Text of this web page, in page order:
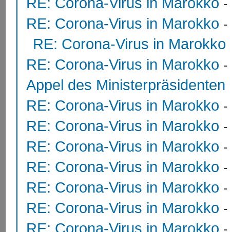
RE: Corona-Virus in Marokko
RE: Corona-Virus in Marokko
RE: Corona-Virus in Marokko
Appel des Ministerpräsidenten
RE: Corona-Virus in Marokko
RE: Corona-Virus in Marokko
RE: Corona-Virus in Marokko
RE: Corona-Virus in Marokko
RE: Corona-Virus in Marokko
RE: Corona-Virus in Marokko
RE: Corona-Virus in Marokko